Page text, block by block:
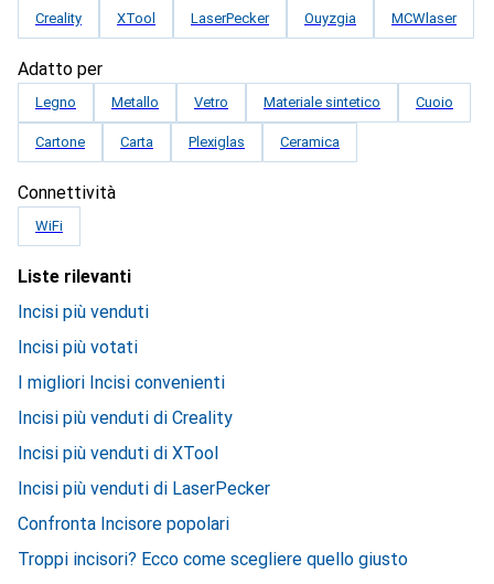
Creality XTool LaserPecker Ouyzgia MCWlaser
Adatto per
Legno Metallo Vetro Materiale sintetico Cuoio
Cartone Carta Plexiglas Ceramica
Connettività
WiFi
Liste rilevanti
Incisi più venduti
Incisi più votati
I migliori Incisi convenienti
Incisi più venduti di Creality
Incisi più venduti di XTool
Incisi più venduti di LaserPecker
Confronta Incisore popolari
Troppi incisori? Ecco come scegliere quello giusto